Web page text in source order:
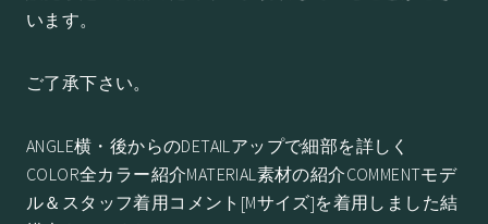
います。
ご了承下さい。
ANGLE横・後からのDETAILアップで細部を詳しく
COLOR全カラー紹介MATERIAL素材の紹介COMMENTモデ
ル＆スタッフ着用コメント[Mサイズ]を着用しました結